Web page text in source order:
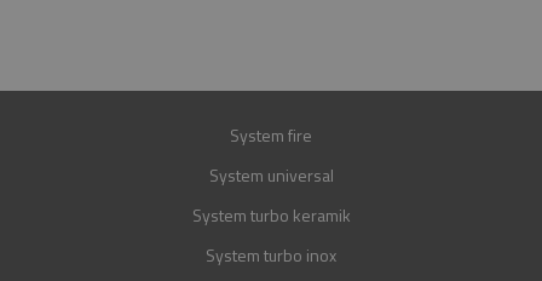
System fire
System universal
System turbo keramik
System turbo inox